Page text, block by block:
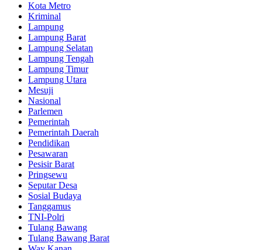
Kota Metro
Kriminal
Lampung
Lampung Barat
Lampung Selatan
Lampung Tengah
Lampung Timur
Lampung Utara
Mesuji
Nasional
Parlemen
Pemerintah
Pemerintah Daerah
Pendidikan
Pesawaran
Pesisir Barat
Pringsewu
Seputar Desa
Sosial Budaya
Tanggamus
TNI-Polri
Tulang Bawang
Tulang Bawang Barat